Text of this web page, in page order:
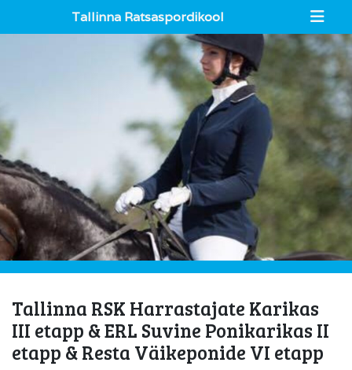
Tallinna Ratsaspordikool
Tallinna RSK Harrastajate Karikas
III etapp & ERL Suvine Ponikarikas II
etapp & Resta Väikeponide VI etapp